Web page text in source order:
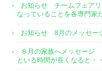
お知らせ チームフェア
なっていることを各専門家
お知らせ 8月のメッセー
８月の家族へメッセージ
といる時間が長くなると・